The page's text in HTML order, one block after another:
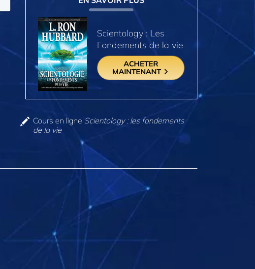
Scientology : Les
Fondements de la vie
ACHETER
MAINTENANT
Cours en ligne Scientology : les fondements
de la vie